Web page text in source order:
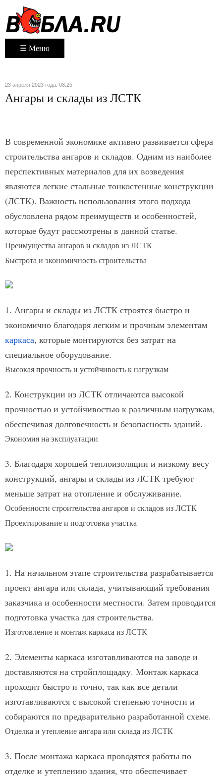
☰ Меню
23 апреля 2023 года. 08:25
Ангары и склады из ЛСТК
В современной экономике активно развивается сфера
строительства ангаров и складов. Одним из наиболее
перспективных материалов для их возведения
являются легкие стальные тонкостенные конструкции
(ЛСТК). Важность использования этого подхода
обусловлена рядом преимуществ и особенностей,
которые будут рассмотрены в данной статье.
Преимущества ангаров и складов из ЛСТК
Быстрота и экономичность строительства
1. Ангары и склады из ЛСТК строятся быстро и
экономично благодаря легким и прочным элементам
каркаса, которые монтируются без затрат на
специальное оборудование.
Высокая прочность и устойчивость к нагрузкам
2. Конструкции из ЛСТК отличаются высокой
прочностью и устойчивостью к различным нагрузкам,
обеспечивая долговечность и безопасность зданий.
Экономия на эксплуатации
3. Благодаря хорошей теплоизоляции и низкому весу
конструкций, ангары и склады из ЛСТК требуют
меньше затрат на отопление и обслуживание.
Особенности строительства ангаров и складов из ЛСТК
Проектирование и подготовка участка
1. На начальном этапе строительства разрабатывается
проект ангара или склада, учитывающий требования
заказчика и особенности местности. Затем проводится
подготовка участка для строительства.
Изготовление и монтаж каркаса из ЛСТК
2. Элементы каркаса изготавливаются на заводе и
доставляются на стройплощадку. Монтаж каркаса
проходит быстро и точно, так как все детали
изготавливаются с высокой степенью точности и
собираются по предварительно разработанной схеме.
Отделка и утепление ангара или склада из ЛСТК
3. После монтажа каркаса проводятся работы по
отделке и утеплению здания, что обеспечивает